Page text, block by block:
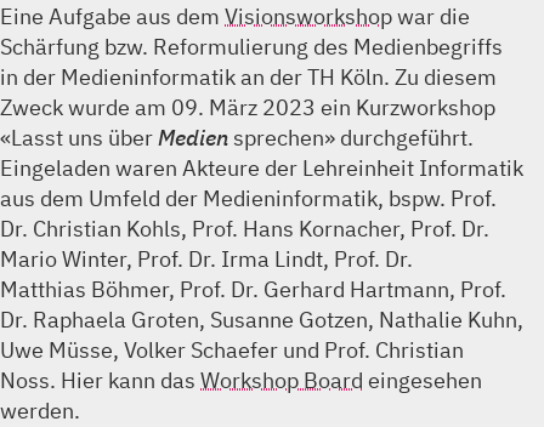
Eine Aufgabe aus dem Visionsworkshopwar die
Schärfung bzw. Reformulierung des Medienbegriffs
in der Medieninformatik an der TH Köln. Zu diesem
Zweck wurde am 09. März 2023 ein Kurzworkshop
«Lasst uns überMedien sprechen» durchgeführt.
Eingeladen waren Akteure der Lehreinheit Informatik
aus dem Umfeld der Medieninformatik, bspw. Prof.
Dr. Christian Kohls, Prof. Hans Kornacher, Prof. Dr.
Mario Winter, Prof. Dr. Irma Lindt, Prof. Dr.
Matthias Böhmer, Prof. Dr. Gerhard Hartmann, Prof.
Dr. Raphaela Groten, Susanne Gotzen, Nathalie Kuhn,
Uwe Müsse, Volker Schaefer und Prof. Christian
Noss. Hier kann das Workshop Board eingesehen
werden.